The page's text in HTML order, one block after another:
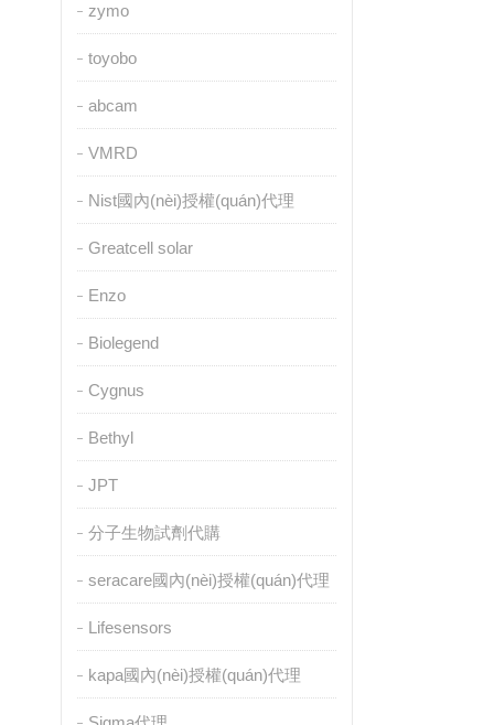
zymo
toyobo
abcam
VMRD
Nist國內(nèi)授權(quán)代理
Greatcell solar
Enzo
Biolegend
Cygnus
Bethyl
JPT
分子生物試劑代購
seracare國內(nèi)授權(quán)代理
Lifesensors
kapa國內(nèi)授權(quán)代理